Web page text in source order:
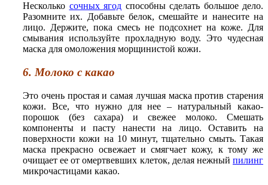
Несколько сочных ягод способны сделать большое дело.
Разомните их. Добавьте белок, смешайте и нанесите на
лицо. Держите, пока смесь не подсохнет на коже. Для
смывания используйте прохладную воду. Это чудесная
маска для омоложения морщинистой кожи.
6. Молоко с какао
Это очень простая и самая лучшая маска против старения
кожи. Все, что нужно для нее – натуральный какао-
порошок (без сахара) и свежее молоко. Смешать
компоненты и пасту нанести на лицо. Оставить на
поверхности кожи на 10 минут, тщательно смыть. Такая
маска прекрасно освежает и смягчает кожу, к тому же
очищает ее от омертвевших клеток, делая нежный пилинг
микрочастицами какао.